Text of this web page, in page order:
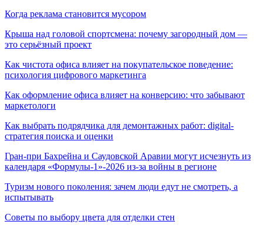
Когда реклама становится мусором
Крыша над головой спортсмена: почему загородный дом —
это серьёзный проект
Как чистота офиса влияет на покупательское поведение:
психология цифрового маркетинга
Как оформление офиса влияет на конверсию: что забывают
маркетологи
Как выбрать подрядчика для демонтажных работ: digital-
стратегия поиска и оценки
Гран-при Бахрейна и Саудовской Аравии могут исчезнуть из
календаря «Формулы-1»-2026 из-за войны в регионе
Туризм нового поколения: зачем люди едут не смотреть, а
испытывать
Советы по выбору цвета для отделки стен